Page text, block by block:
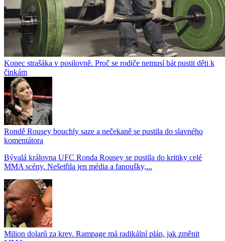
Konec strašáka v posilovně. Proč se rodiče nemusí bát pustit děti k
činkám
Rondě Rousey bouchly saze a nečekaně se pustila do slavného
komentátora
Bývalá královna UFC Ronda Rousey se pustila do kritiky celé
MMA scény. Nešetřila jen média a fanoušky,...
Milion dolarů za krev. Rampage má radikální plán, jak změnit